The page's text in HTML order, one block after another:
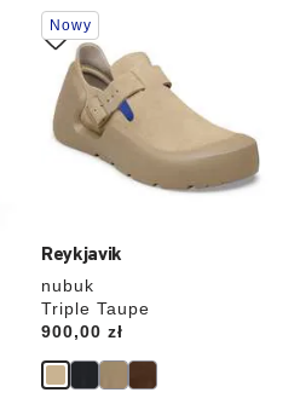
Reykjavik
nubuk
Triple Taupe
Price:
900,00 zł
Wybranie
koloru
spowoduje
zmianę
zdjęcia
produktu
Nowy